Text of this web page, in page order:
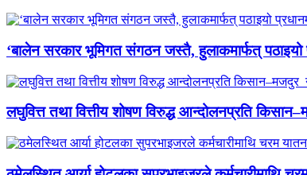
‘बालेन सरकार भूमिगत संगठन जस्तै, हुलाकमार्फत् पठाइयो
लघुवित्त तथा वित्तीय शोषण विरुद्ध आन्दोलनप्रति